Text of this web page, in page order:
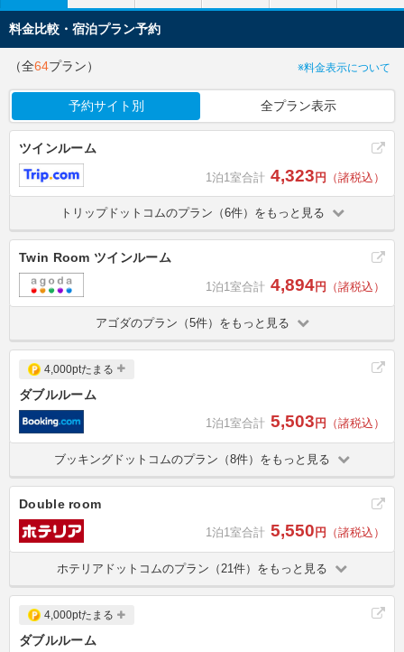
料金比較・宿泊プラン予約
（全64プラン） ※料金表示について
予約サイト別 全プラン表示
ツインルーム
1泊1室合計 4,323円 （諸税込）
トリップドットコムのプラン（6件）をもっと見る
Twin Room ツインルーム
1泊1室合計 4,894円 （諸税込）
アゴダのプラン（5件）をもっと見る
4,000ptたまる
ダブルルーム
1泊1室合計 5,503 円 （諸税込）
ブッキングドットコムのプラン（8件）をもっと見る
Double room
1泊1室合計 5,550 円 （諸税込）
ホテリアドットコムのプラン（21件）をもっと見る
4,000ptたまる
ダブルルーム